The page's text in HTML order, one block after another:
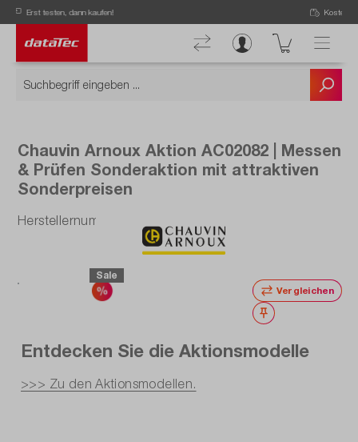
Chauvin Arnoux Aktion AC02082 | Messen
& Prüfen Sonderaktion mit attraktiven
Sonderpreisen
Herstellernummer: AC02082
Sale
Vergleichen
Merken
Entdecken Sie die Aktionsmodelle
>>> Zu den Aktionsmodellen.
Now viewing Aktionsmodelle section